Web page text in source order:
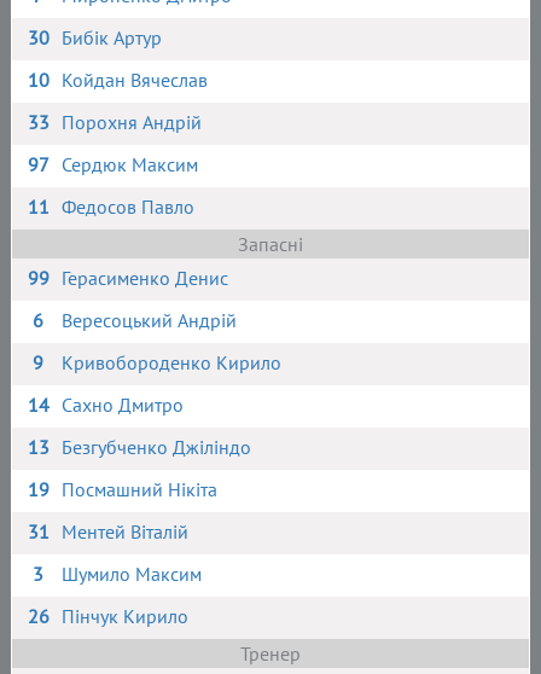
30 Бибік Артур
10 Койдан Вячеслав
33 Порохня Андрій
97 Сердюк Максим
11 Федосов Павло
Запасні
99 Герасименко Денис
6
Вересоцький Андрій
9
Кривобороденко Кирило
14 Сахно Дмитро
13 Безгубченко Джіліндо
19 Посмашний Нікіта
31 Ментей Віталій
3
Шумило Максим
26 Пінчук Кирило
Тренер